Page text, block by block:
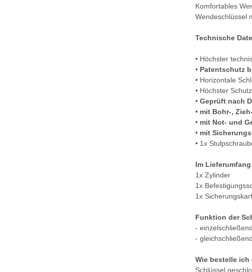
Komfortables
Wendeschlüssel
Technische
• Höchster
• Patentschutz
• Horizontale
• Höchster
• Geprüft nach
• mit Bohr-,
• mit Not- und
• mit
• 1x
Im
1x Zylinder
1x
1x
Funktion der
-
-
Wie bestelle
Schlüssel